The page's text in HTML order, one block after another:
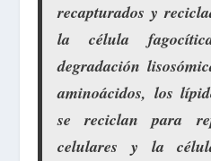
recapturados y
la célula
degradación
aminoácidos, los
se reciclan para
celulares y la